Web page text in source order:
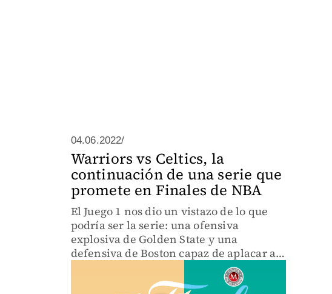
04.06.2022/
Warriors vs Celtics, la
continuación de una serie que
promete en Finales de NBA
El Juego 1 nos dio un vistazo de lo que
podría ser la serie: una ofensiva
explosiva de Golden State y una
defensiva de Boston capaz de aplacar a